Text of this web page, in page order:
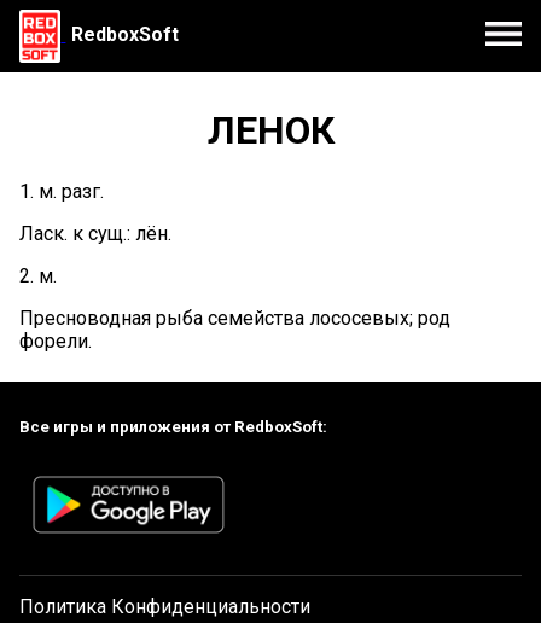
RedboxSoft
ЛЕНОК
1. м. разг.
Ласк. к сущ.: лён.
2. м.
Пресноводная рыба семейства лососевых; род
форели.
Все игры и приложения от RedboxSoft:
Политика Конфиденциальности